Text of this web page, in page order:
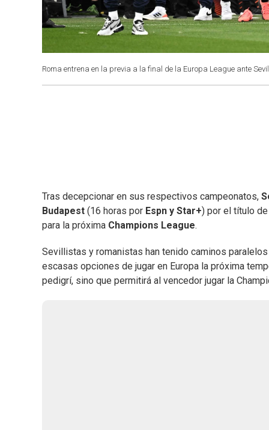
Roma entrena en la previa a la final de la Europa League ante
Tras decepcionar en sus respectivos campeonatos,
Budapest (16 horas por Espn y Star+) por el título
para la próxima Champions League.
Sevillistas y romanistas han tenido caminos
escasas opciones de jugar en Europa la próxima
pedigrí, sino que permitirá al vencedor jugar la